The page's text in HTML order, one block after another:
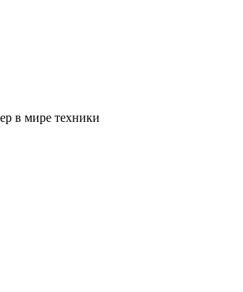
в мире техники